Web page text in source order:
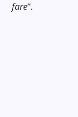
fare“.